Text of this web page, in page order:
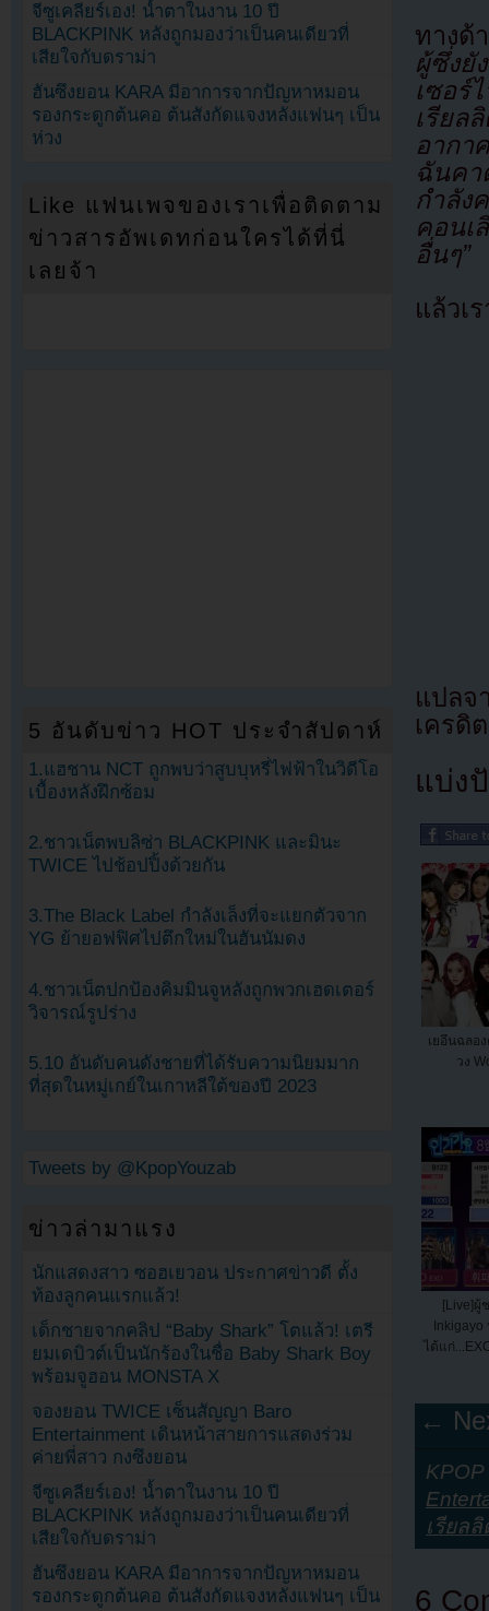
ทางด้
ผู้ซึ่งยั
เซอร์
เรีย
อากา
ฉันค
กำลัง
คอนเ
อื่นๆ”
แล้วเ
แปลจ
เครดิ
แบ่ง
เยอึนฉลอ
วง
[Live]ผู้
ได้แก่
←
เรียล
6
จีซูเคลียร์เอง! น้ำตาในงาน 10 ปี
BLACKPINK หลังถูกมองว่าเป็นคนเดียวที่
เสียใจกับดราม่า
ฮันซึงยอน KARA มีอาการจากปัญหาหมอน
รองกระดูกต้นคอ ต้นสังกัดแจงหลังแฟนๆ เป็น
ห่วง
Like แฟนเพจของเราเพื่อติดตาม
ข่าวสารอัพเดทก่อนใครได้ที่นี่
เลยจ้า
5 อันดับข่าว HOT ประจำสัปดาห์
1.แฮชาน NCT ถูกพบว่าสูบบุหรี่ไฟฟ้าในวิดีโอ
เบื้องหลังฝึกซ้อม
2.ชาวเน็ตพบลิซ่า BLACKPINK และมินะ
TWICE ไปช้อปปิ้งด้วยกัน
3.The Black Label กำลังเล็งที่จะแยกตัวจาก
YG ย้ายอฟฟิศไปตึกใหม่ในฮันนัมดง
4.ชาวเน็ตปกป้องคิมมินจูหลังถูกพวกเฮดเตอร์
วิจารณ์รูปร่าง
5.10 อันดับคนดังชายที่ได้รับความนิยมมาก
ที่สุดในหมู่เกย์ในเกาหลีใต้ของปี 2023
Tweets by @KpopYouzab
ข่าวล่ามาแรง
นักแสดงสาว ซอฮเยวอน ประกาศข่าวดี ตั้ง
ท้องลูกคนแรกแล้ว!
เด็กชายจากคลิป “Baby Shark” โตแล้ว! เตรี
ยมเดบิวต์เป็นนักร้องในชื่อ Baby Shark Boy
พร้อมจูฮอน MONSTA X
จองยอน TWICE เซ็นสัญญา Baro
Entertainment เดินหน้าสายการแสดงร่วม
ค่ายพี่สาว กงซึงยอน
จีซูเคลียร์เอง! น้ำตาในงาน 10 ปี
BLACKPINK หลังถูกมองว่าเป็นคนเดียวที่
เสียใจกับดราม่า
ฮันซึงยอน KARA มีอาการจากปัญหาหมอน
รองกระดูกต้นคอ ต้นสังกัดแจงหลังแฟนๆ เป็น